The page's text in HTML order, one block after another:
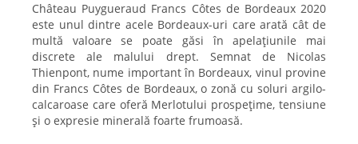
Château Puygueraud Francs Côtes de Bordeaux 2020
este unul dintre acele Bordeaux-uri care arată cât de
multă valoare se poate găsi în apelațiunile mai
discrete ale malului drept. Semnat de Nicolas
Thienpont, nume important în Bordeaux, vinul provine
din Francs Côtes de Bordeaux, o zonă cu soluri argilo-
calcaroase care oferă Merlotului prospețime, tensiune
și o expresie minerală foarte frumoasă.